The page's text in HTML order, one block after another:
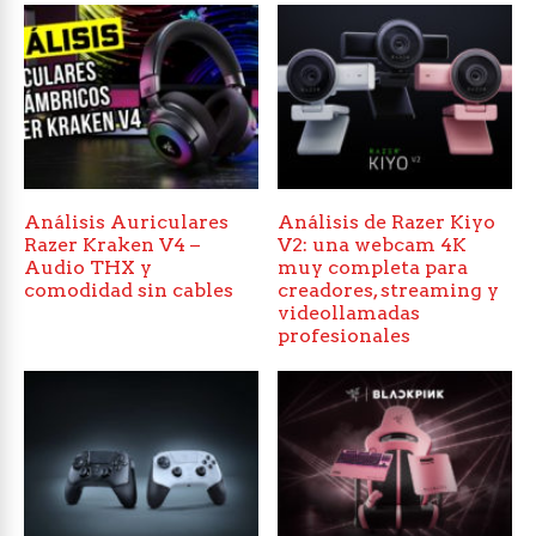
Análisis Auriculares
Razer Kraken V4 –
Audio THX y
comodidad sin cables
Análisis de Razer Kiyo
V2: una webcam 4K
muy completa para
creadores, streaming y
videollamadas
profesionales